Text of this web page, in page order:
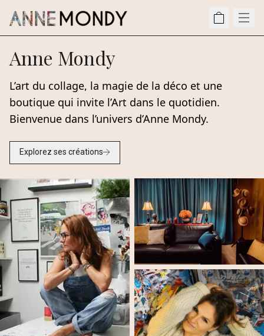
Anne Mondy
L’art du collage, la magie de la déco et une
boutique qui invite l’Art dans le quotidien.
Bienvenue dans l’univers d’Anne Mondy.
Explorez ses créations
Interiors